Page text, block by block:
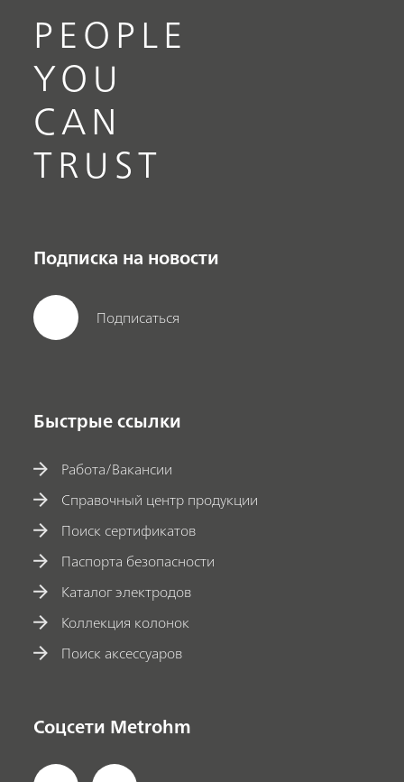
PEOPLE
YOU
CAN
TRUST
Подписка на новости
Подписаться
Быстрые ссылки
Работа/Вакансии
Справочный центр продукции
Поиск сертификатов
Паспорта безопасности
Каталог электродов
Коллекция колонок
Поиск аксессуаров
Соцсети Metrohm